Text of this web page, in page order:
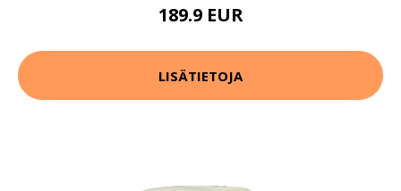
189.9 EUR
LISÄTIETOJA